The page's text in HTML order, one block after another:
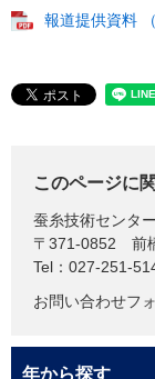
報道提供資料
このページに
蚕糸技術センター
〒371-0852
前
Tel：027-251-
お問い合わせフ
年から探す